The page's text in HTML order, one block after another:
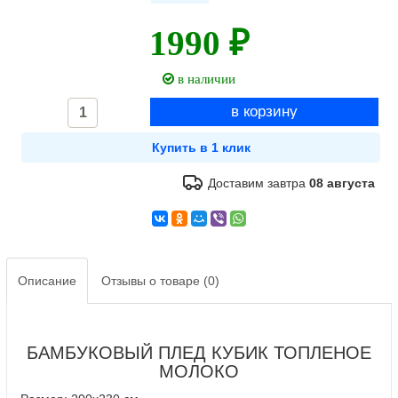
1990 ₽
в наличии
Доставим завтра08 августа
Описание Отзывы о товаре (0)
БАМБУКОВЫЙ ПЛЕД КУБИК ТОПЛЕНОЕ
МОЛОКО